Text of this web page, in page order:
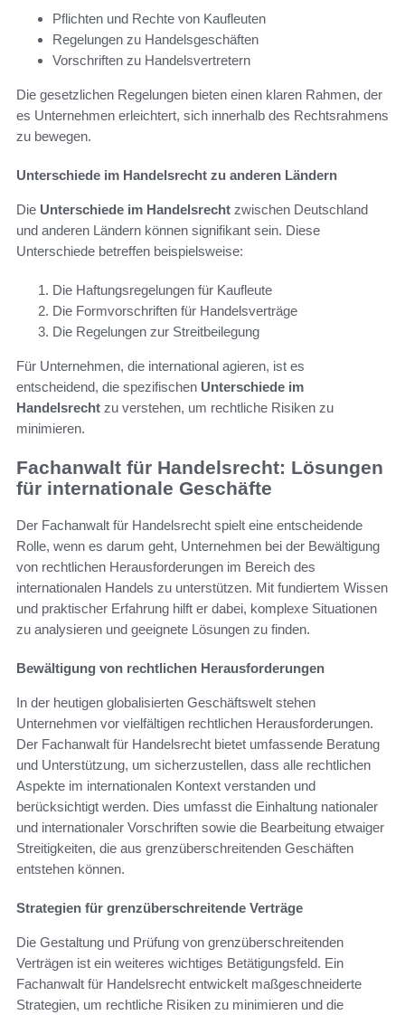
Pflichten und Rechte von Kaufleuten
Regelungen zu Handelsgeschäften
Vorschriften zu Handelsvertretern
Die gesetzlichen Regelungen bieten einen klaren Rahmen, der
es Unternehmen erleichtert, sich innerhalb des Rechtsrahmens
zu bewegen.
Unterschiede im Handelsrecht zu anderen Ländern
Die Unterschiede im Handelsrecht zwischen Deutschland
und anderen Ländern können signifikant sein. Diese
Unterschiede betreffen beispielsweise:
Die Haftungsregelungen für Kaufleute
Die Formvorschriften für Handelsverträge
Die Regelungen zur Streitbeilegung
Für Unternehmen, die international agieren, ist es
entscheidend, die spezifischen Unterschiede im
Handelsrecht zu verstehen, um rechtliche Risiken zu
minimieren.
Fachanwalt für Handelsrecht: Lösungen
für internationale Geschäfte
Der Fachanwalt für Handelsrecht spielt eine entscheidende
Rolle, wenn es darum geht, Unternehmen bei der Bewältigung
von rechtlichen Herausforderungen im Bereich des
internationalen Handels zu unterstützen. Mit fundiertem Wissen
und praktischer Erfahrung hilft er dabei, komplexe Situationen
zu analysieren und geeignete Lösungen zu finden.
Bewältigung von rechtlichen Herausforderungen
In der heutigen globalisierten Geschäftswelt stehen
Unternehmen vor vielfältigen rechtlichen Herausforderungen.
Der Fachanwalt für Handelsrecht bietet umfassende Beratung
und Unterstützung, um sicherzustellen, dass alle rechtlichen
Aspekte im internationalen Kontext verstanden und
berücksichtigt werden. Dies umfasst die Einhaltung nationaler
und internationaler Vorschriften sowie die Bearbeitung etwaiger
Streitigkeiten, die aus grenzüberschreitenden Geschäften
entstehen können.
Strategien für grenzüberschreitende Verträge
Die Gestaltung und Prüfung von grenzüberschreitenden
Verträgen ist ein weiteres wichtiges Betätigungsfeld. Ein
Fachanwalt für Handelsrecht entwickelt maßgeschneiderte
Strategien, um rechtliche Risiken zu minimieren und die